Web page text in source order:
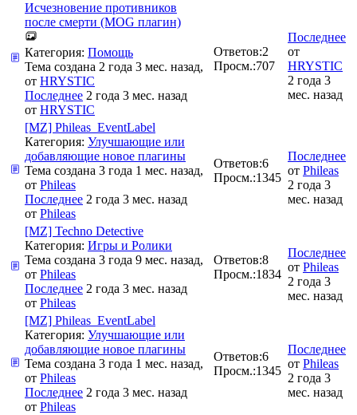
Исчезновение противников
после смерти (MOG плагин)
Категория: Помощь
Тема создана 2 года 3 мес. назад,
от HRYSTIC
Последнее 2 года 3 мес. назад
от HRYSTIC
Ответов:2
Просм.:707
Последнее
от
HRYSTIC
2 года 3
мес. назад
[MZ] Phileas_EventLabel
Категория: Улучшающие или
добавляющие новое плагины
Тема создана 3 года 1 мес. назад,
от Phileas
Последнее 2 года 3 мес. назад
от Phileas
Ответов:6
Просм.:1345
Последнее
от Phileas
2 года 3
мес. назад
[MZ] Techno Detective
Категория: Игры и Ролики
Тема создана 3 года 9 мес. назад,
от Phileas
Последнее 2 года 3 мес. назад
от Phileas
Ответов:8
Просм.:1834
Последнее
от Phileas
2 года 3
мес. назад
[MZ] Phileas_EventLabel
Категория: Улучшающие или
добавляющие новое плагины
Тема создана 3 года 1 мес. назад,
от Phileas
Последнее 2 года 3 мес. назад
от Phileas
Ответов:6
Просм.:1345
Последнее
от Phileas
2 года 3
мес. назад